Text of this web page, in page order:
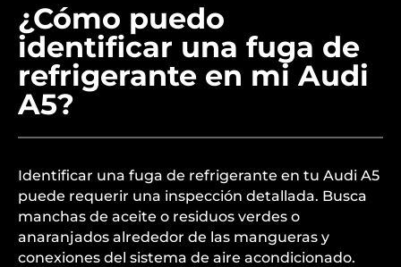
¿Cómo puedo
identificar una fuga de
refrigerante en mi Audi
A5?
Identificar una fuga de refrigerante en tu Audi A5
puede requerir una inspección detallada. Busca
manchas de aceite o residuos verdes o
anaranjados alrededor de las mangueras y
conexiones del sistema de aire acondicionado.